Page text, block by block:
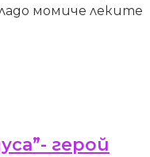
момиче леките
герой